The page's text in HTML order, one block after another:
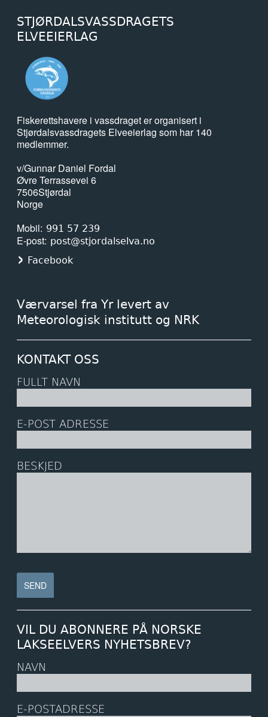
STJØRDALSVASSDRAGETS
ELVEEIERLAG
Fiskerettshavere i vassdraget er organisert i
Stjørdalsvassdragets Elveeierlag som har 140
medlemmer.
v/Gunnar Daniel Fordal
Øvre Terrassevei 6
7506Stjørdal
Norge
Mobil
991 57 239
E-post post@stjordalselva.no
Facebook
Værvarsel fra Yr levert av
Meteorologisk institutt og NRK
KONTAKT OSS
FULLT NAVN
E-POST ADRESSE
BESKJED
VIL DU ABONNERE PÅ NORSKE
LAKSEELVERS NYHETSBREV?
NAVN
E-POSTADRESSE